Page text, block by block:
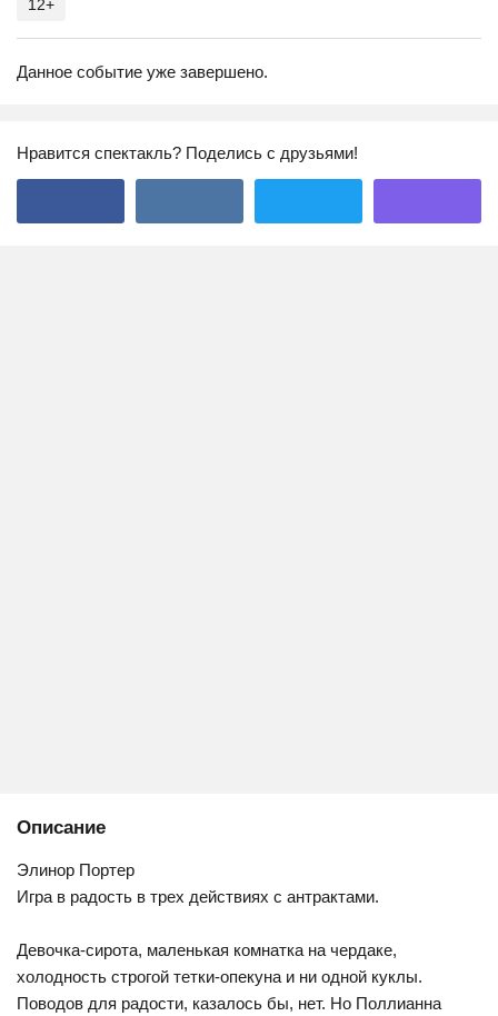
12+
Данное событие уже завершено.
Нравится спектакль? Поделись с друзьями!
Описание
Элинор Портер
Игра в радость в трех действиях с антрактами.
Девочка-сирота, маленькая комнатка на чердаке,
холодность строгой тетки-опекуна и ни одной куклы.
Поводов для радости, казалось бы, нет. Но Поллианна